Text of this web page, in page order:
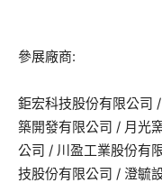
參展廠商:
鉅宏科技股份有限公司
築開發有限公司 / 月光
公司 / 川盈工業股份有
技股份有限公司 / 澄毓